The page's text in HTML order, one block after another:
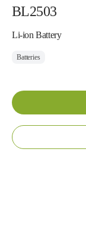
BL2503
Li-ion Battery
Batteries